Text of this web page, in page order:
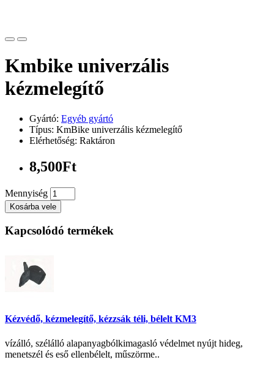
Kmbike univerzális
kézmelegítő
Gyártó: Egyéb gyártó
Típus: KmBike univerzális kézmelegítő
Elérhetőség: Raktáron
8,500Ft
Mennyiség
Kosárba vele
Kapcsolódó termékek
Kézvédő, kézmelegítő, kézzsák téli, bélelt KM3
vízálló, szélálló alapanyagbólkimagasló védelmet nyújt hideg,
menetszél és eső ellenbélelt, műszörme..